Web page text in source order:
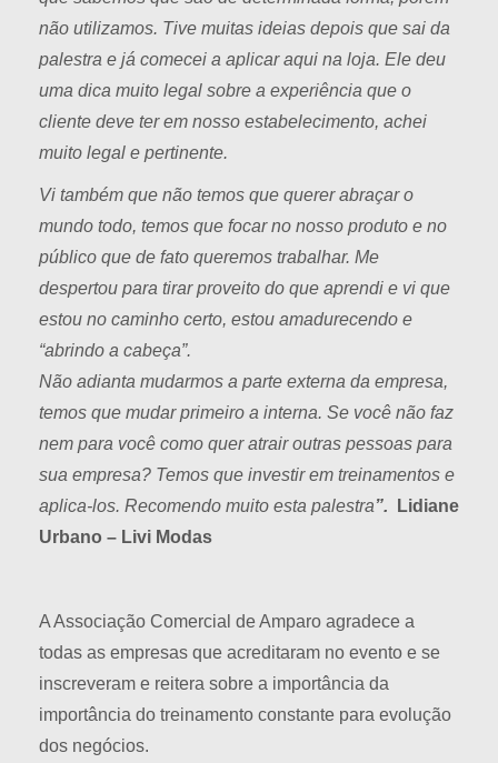
não utilizamos. Tive muitas ideias depois que sai da
palestra e já comecei a aplicar aqui na loja. Ele deu
uma dica muito legal sobre a experiência que o
cliente deve ter em nosso estabelecimento, achei
muito legal e pertinente.
Vi também que não temos que querer abraçar o
mundo todo, temos que focar no nosso produto e no
público que de fato queremos trabalhar. Me
despertou para tirar proveito do que aprendi e vi que
estou no caminho certo, estou amadurecendo e
“abrindo a cabeça”.
Não adianta mudarmos a parte externa da empresa,
temos que mudar primeiro a interna. Se você não faz
nem para você como quer atrair outras pessoas para
sua empresa? Temos que investir em treinamentos e
aplica-los. Recomendo muito esta palestra”.
Lidiane
Urbano – Livi Modas
A Associação Comercial de Amparo agradece a
todas as empresas que acreditaram no evento e se
inscreveram e reitera sobre a importância da
importância do treinamento constante para evolução
dos negócios.